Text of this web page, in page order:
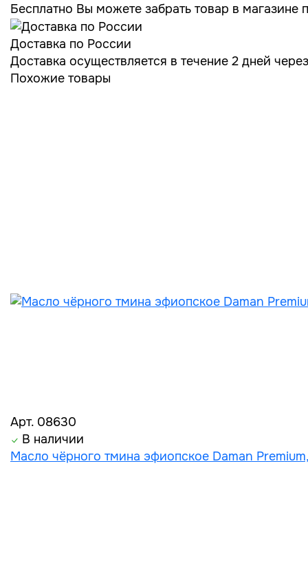
Бесплатно Вы можете забрать товар в
Доставка по России
Доставка осуществляется в течение 2 дней
Похожие товары
Арт. 08630
В наличии
Масло чёрного тмина эфиопское Daman